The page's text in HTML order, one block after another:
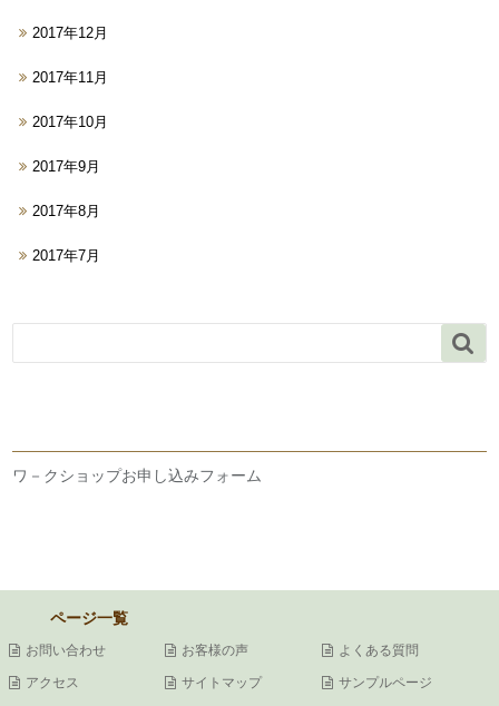
2017年12月
2017年11月
2017年10月
2017年9月
2017年8月
2017年7月

ワ－クショップお申し込みフォーム
ページ一覧
お問い合わせ お客様の声 よくある質問
アクセス サイトマップ サンプルページ